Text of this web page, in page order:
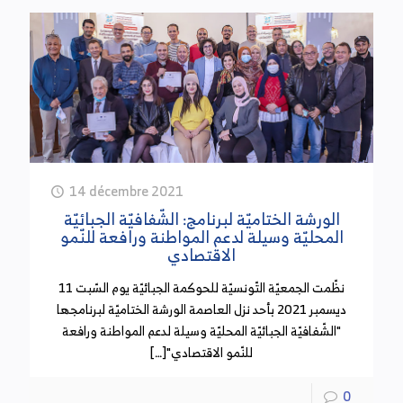
(20 سبتمبر 2024)
سجل مردود الضريبة على الشركات غير البترولية تطورا
بنسبة 30,2 بالمائة أي ما قيمته 478 مليون دينار إلى
موفى شهر أوت من سنة 2023 المنقضية.
كما سجل مردود الضريبة على الشركات البترولية زيادة
بنسبة 26,7 بالمائة أي ما قيمته 126 مليون دينار إلى
غاية شهر أوت 2023 وذلك في علاقة بتحسن استخلاص
الديون المثقلة.
هل يتم تغيير العملة للتصدي لظاهرة التهرب الجبائي؟
(18 سبتمبر 2024)
تم خلال الاجتماع الأخير للمجلس الوطني للجباية التداول
في اقتراح تغيير العملة وذلك للتصدي لظاهرة التهرب
الجبائي والحد من استفحال وتفشي الاقتصاد
14 décembre 2021
الورشة الختاميّة لبرنامج: الشّفافيّة الجبائيّة
المحليّة وسيلة لدعم المواطنة ورافعة للنّمو
الاقتصادي
نظّمت الجمعيّة التّونسيّة للحوكمة الجبائيّة يوم السّبت 11
ديسمبر 2021 بأحد نزل العاصمة الورشة الختاميّة لبرنامجها
"الشّفافيّة الجبائيّة المحليّة وسيلة لدعم المواطنة ورافعة
للنّمو الاقتصادي"[…]
0